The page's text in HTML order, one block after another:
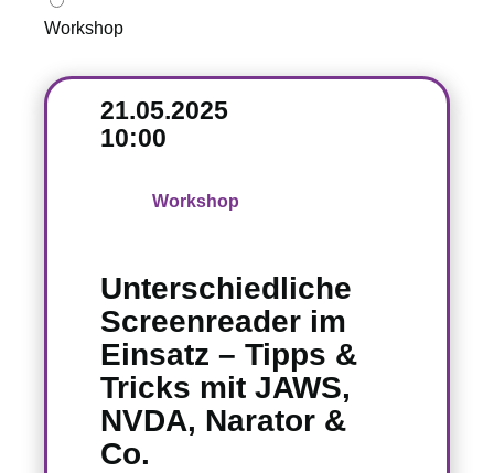
Workshop
21.05.2025
10:00
Workshop
Unterschiedliche
Screenreader im
Einsatz – Tipps &
Tricks mit JAWS,
NVDA, Narator &
Co.